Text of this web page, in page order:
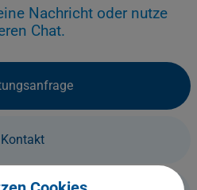
Nachricht oder nutze
Chat.
Kontakt